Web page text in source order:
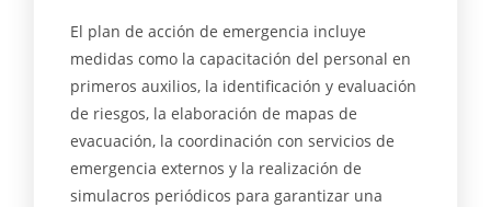
El plan de acción de emergencia incluye
medidas como la capacitación del personal en
primeros auxilios, la identificación y evaluación
de riesgos, la elaboración de mapas de
evacuación, la coordinación con servicios de
emergencia externos y la realización de
simulacros periódicos para garantizar una